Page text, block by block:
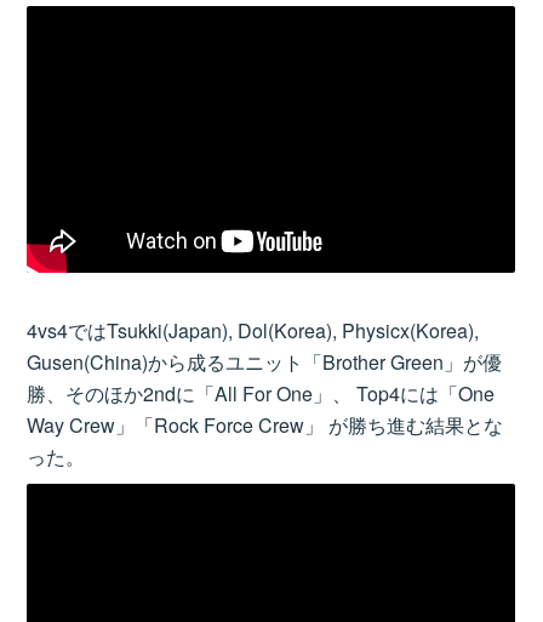
4vs4ではTsukki(Japan), Dol(Korea), Physicx(Korea),
Gusen(China)から成るユニット「Brother Green」が優
勝、そのほか2ndに「All For One」、 Top4には「One
Way Crew」「Rock Force Crew」 が勝ち進む結果とな
った。